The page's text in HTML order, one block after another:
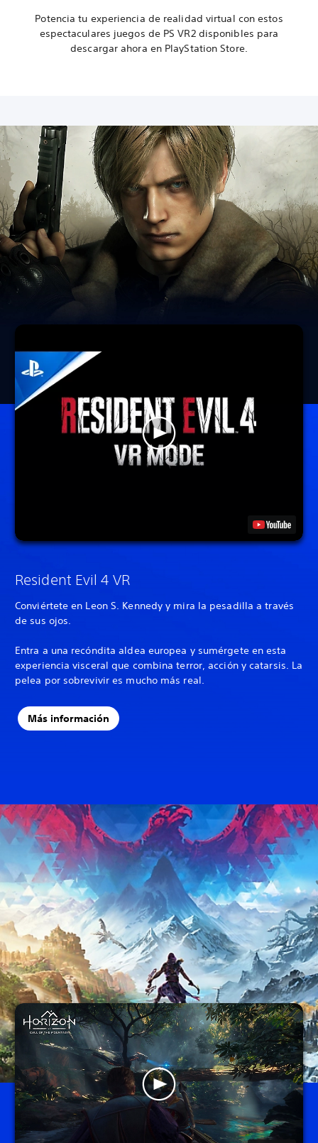
Potencia tu experiencia de realidad virtual con estos
espectaculares juegos de PS VR2 disponibles para
descargar ahora en PlayStation Store.
Resident Evil 4 VR
Conviértete en Leon S. Kennedy y mira la pesadilla a través
de sus ojos.
Entra a una recóndita aldea europea y sumérgete en esta
experiencia visceral que combina terror, acción y catarsis. La
pelea por sobrevivir es mucho más real.
Más información